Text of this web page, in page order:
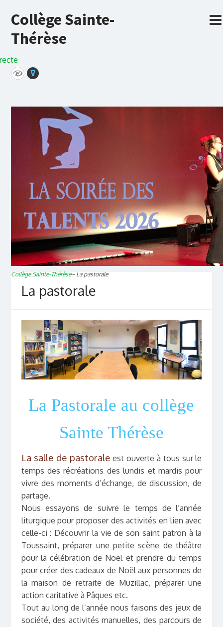
Collège Sainte-
Thérèse
⊽
Collège Sainte-Thérèse~ La pastorale
La pastorale
La Pastorale au collège
Sainte Thérèse
La salle de pastorale est ouverte à tous sur le
temps des récréations des lundis et mardis pour
vivre des moments d’échange, de discussion, de
partage.
Nous essayons de suivre le temps de l’année
liturgique pour proposer des activités en lien avec
celle-ci : Découvrir la vie de son saint patron à la
Toussaint, préparer une petite scène de théâtre
pour la célébration de Noël et prendre du temps
pour créer des cadeaux de Noël aux personnes de
la maison de retraite de Muzillac, préparer une
action caritative à Pâques etc.
Tout au long de l’année nous faisons des jeux de
société, des activités manuelles, des parcours de